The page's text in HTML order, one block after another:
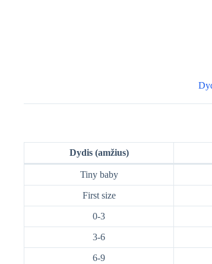
Dydis (amžius)
Tiny baby
First size
0-3
3-6
6-9